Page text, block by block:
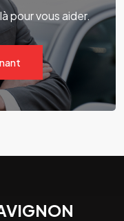
pour vous aider.